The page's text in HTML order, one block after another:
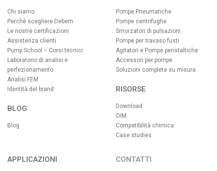
Chi siamo
Perchè scegliere Debem
Le nostre certificazioni
Assistenza clienti
Pump School – Corsi tecnici
Laboratorio di analisi e
perfezionamento
Analisi FEM
Identità del brand
BLOG
Blog
Pompe Pneumatiche
Pompe centrifughe
Smorzatori di pulsazioni
Pompe per travaso fusti
Agitatori e Pompe peristaltiche
Accessori per pompe
Soluzioni complete su misura
RISORSE
Download
OIM
Compatibilità chimica
Case studies
APPLICAZIONI CONTATTI